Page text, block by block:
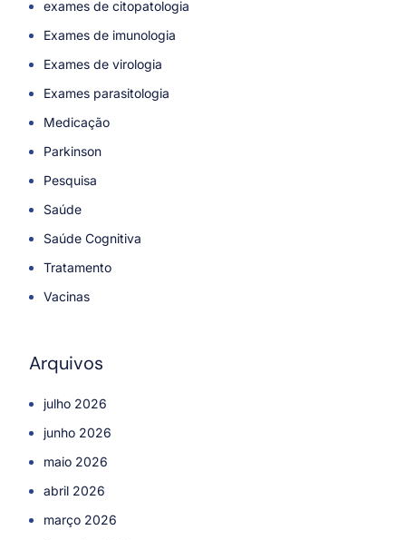
exames de citopatologia
Exames de imunologia
Exames de virologia
Exames parasitologia
Medicação
Parkinson
Pesquisa
Saúde
Saúde Cognitiva
Tratamento
Vacinas
Arquivos
julho 2026
junho 2026
maio 2026
abril 2026
março 2026